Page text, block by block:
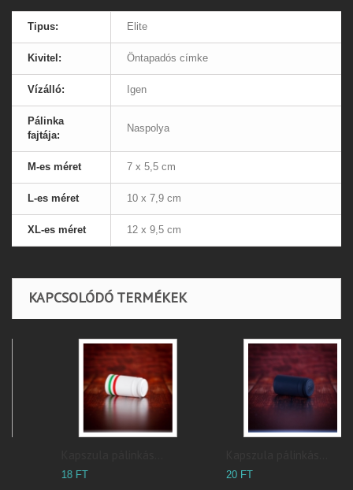
Tipus: Elite
Kivitel: Öntapadós címke
Vízálló: Igen
Pálinka
fajtája:
Naspolya
M-es méret 7 x 5,5 cm
L-es méret 10 x 7,9 cm
XL-es méret 12 x 9,5 cm
KAPCSOLÓDÓ TERMÉKEK